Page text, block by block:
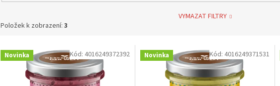
VYMAZAT FILTRY
Položek k zobrazení: 3
V Novinka Kód: 4016249372392 Novinka Kód: 4016249371531